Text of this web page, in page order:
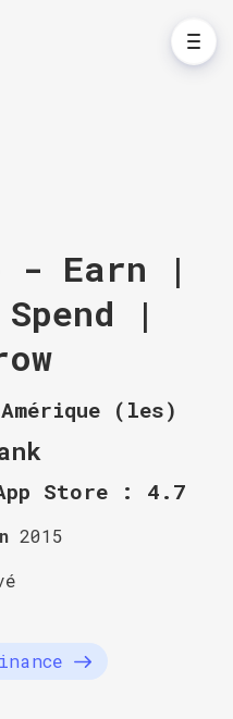
- Earn |
|
(les)
Store : 4.7
2015